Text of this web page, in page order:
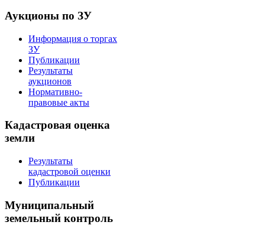
Аукционы по ЗУ
Информация о торгах
ЗУ
Публикации
Результаты
аукционов
Нормативно-
правовые акты
Кадастровая оценка
земли
Результаты
кадастровой оценки
Публикации
Муниципальный
земельный контроль